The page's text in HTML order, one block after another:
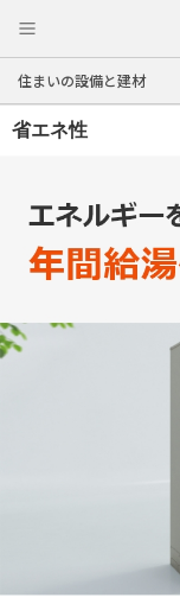
住まいの設備と建材
省エネ性